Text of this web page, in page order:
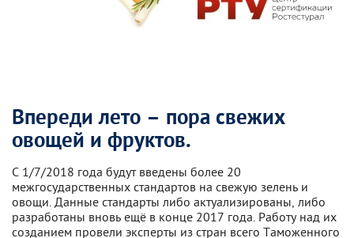
Впереди лето – пора свежих
овощей и фруктов.
С 1/7/2018 года будут введены более 20
межгосударственных стандартов на свежую зелень и
овощи. Данные стандарты либо актуализированы, либо
разработаны вновь ещё в конце 2017 года. Работу над их
созданием провели эксперты из стран всего Таможенного